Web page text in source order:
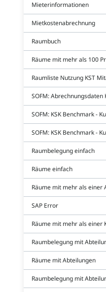
Mieterinformationen
Mietkostenabrechnung
Raumbuch
Räume mit mehr als 100
Raumliste Nutzung KST
SOFM:
SOFM: KSK Benchmark -
SOFM: KSK Benchmark -
Raumbelegung einfach
Räume einfach
Räume mit mehr als einer
SAP Error
Räume mit mehr als einer
Raumbelegung mit
Räume mit Abteilungen
Raumbelegung mit